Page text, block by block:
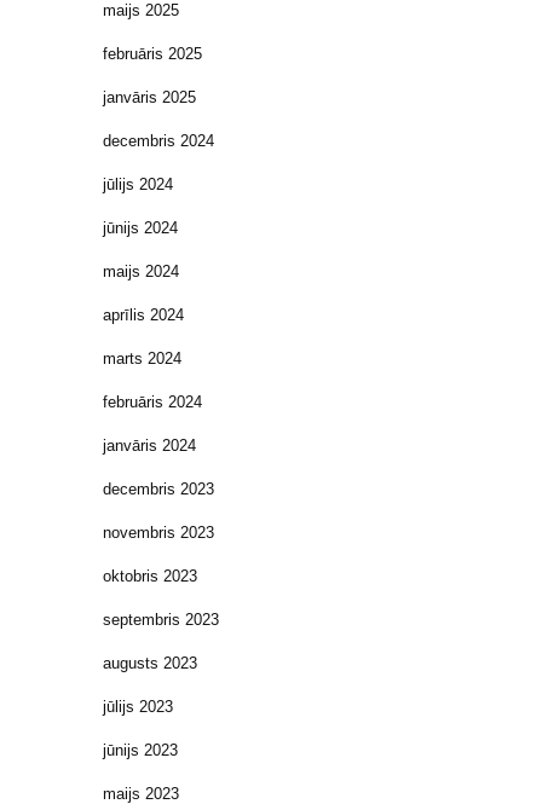
maijs 2025
februāris 2025
janvāris 2025
decembris 2024
jūlijs 2024
jūnijs 2024
maijs 2024
aprīlis 2024
marts 2024
februāris 2024
janvāris 2024
decembris 2023
novembris 2023
oktobris 2023
septembris 2023
augusts 2023
jūlijs 2023
jūnijs 2023
maijs 2023